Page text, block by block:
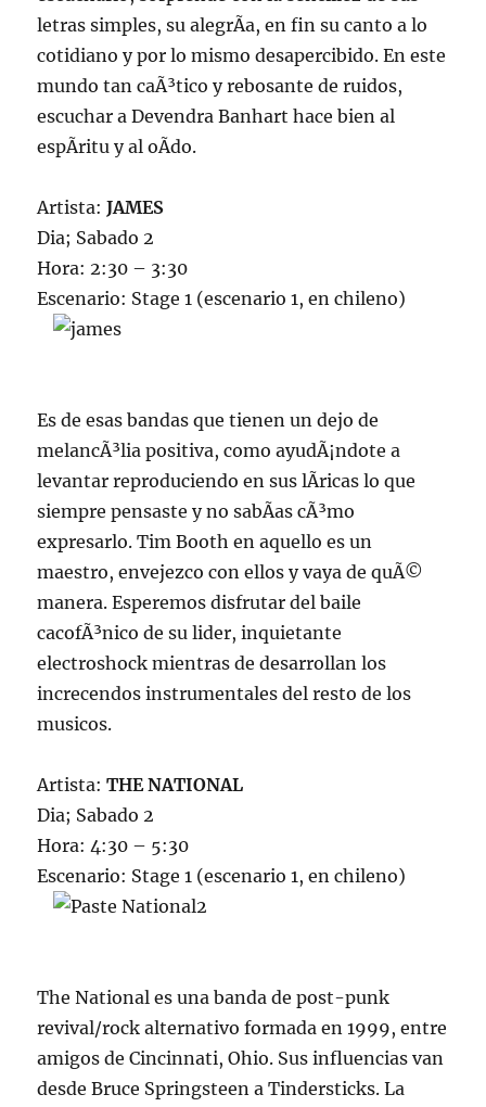
letras simples, su alegrÃ­a, en fin su canto a lo
cotidiano y por lo mismo desapercibido. En este
mundo tan caÃ³tico y rebosante de ruidos,
escuchar a Devendra Banhart hace bien al
espÃ­ritu y al oÃ­do.
Artista:JAMES
Dia; Sabado 2
Hora: 2:30 – 3:30
Escenario: Stage 1 (escenario 1, en chileno)
Es de esas bandas que tienen un dejo de
melancÃ³lia positiva, como ayudÃ¡ndote a
levantar reproduciendo en sus lÃ­ricas lo que
siempre pensaste y no sabÃ­as cÃ³mo
expresarlo. Tim Booth en aquello es un
maestro, envejezco con ellos y vaya de quÃ©
manera. Esperemos disfrutar del baile
cacofÃ³nico de su lider, inquietante
electroshock mientras de desarrollan los
increcendos instrumentales del resto de los
musicos.
Artista:THE NATIONAL
Dia; Sabado 2
Hora: 4:30 – 5:30
Escenario: Stage 1 (escenario 1, en chileno)
The National es una banda de post-punk
revival/rock alternativo formada en 1999, entre
amigos de Cincinnati, Ohio. Sus influencias van
desde Bruce Springsteen a Tindersticks. La